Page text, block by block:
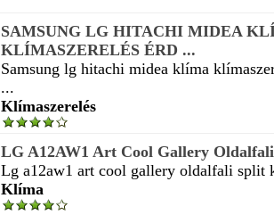
SAMSUNG LG HITACHI MIDEA
KLÍMASZERELÉS ÉRD ...
Samsung lg hitachi midea klíma
...
Klímaszerelés
LG A12AW1 Art Cool Gallery
Lg a12aw1 art cool gallery oldalfali split
Klíma